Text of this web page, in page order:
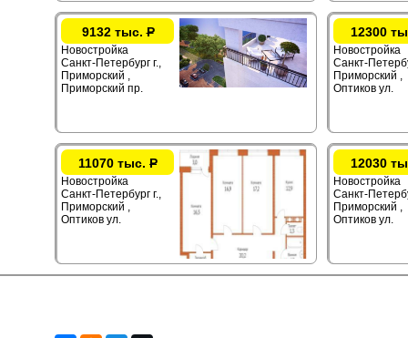
9132 тыс.Р
Новостройка
Санкт-Петербург г.,
Приморский ,
Приморский пр.
12300
Новостройка
Санкт-
Приморский ,
Оптиков ул.
11070 тыс. Р
Новостройка
Санкт-Петербург г.,
Приморский ,
Оптиков ул.
12030
Новостройка
Санкт-
Приморский ,
Оптиков ул.